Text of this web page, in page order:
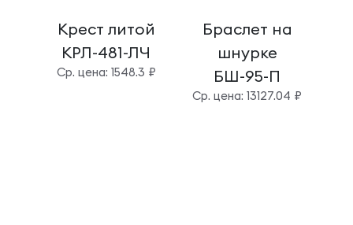
Крест литой
КРЛ-481-ЛЧ
Cр. цена: 1548.3 ₽
Браслет на
шнурке
БШ-95-П
Cр. цена: 13127.04 ₽